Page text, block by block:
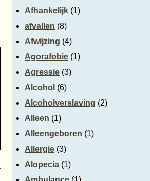
Afhankelijk(1)
afvallen (8)
Afwijzing (4)
Agorafobie(1)
Agressie(3)
Alcohol (6)
Alcoholverslaving (2)
Alleen (1)
Alleengeboren (1)
Allergie(3)
Alopecia(1)